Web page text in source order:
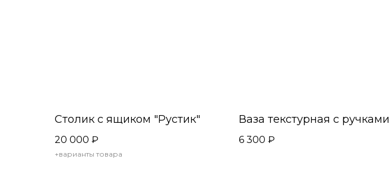
Столик с ящиком "Рустик"
20 000 ₽
+варианты товара
Ваза текстурная с ручками
6 300 ₽